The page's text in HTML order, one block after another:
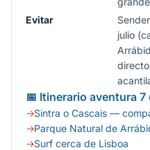
Evitar
julio
📅 Itinerario aventura
Sintra o Cascais —
Parque Natural de
Surf cerca de Lisboa